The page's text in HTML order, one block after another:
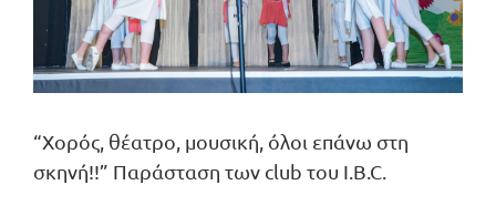
“Χορός, θέατρο, μουσική, όλοι επάνω στη
σκηνή!!” Παράσταση των club του I.B.C.